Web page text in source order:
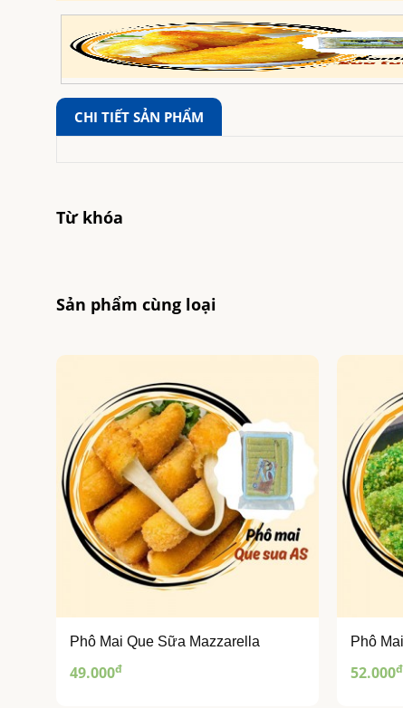
CHI TIẾT SẢN PHẨM
Từ khóa
Sản phẩm cùng loại
Phô Mai Que Sữa Mazzarella
49.000đ
Phô
52.000đ